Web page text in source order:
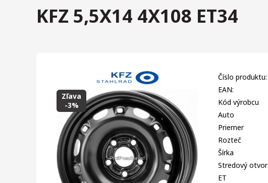
KFZ 5,5X14 4X108 ET34
Zľava
-3%
Číslo produktu:
EAN:
Kód výrobcu
Auto
Priemer
Rozteč
Šírka
Stredový otvor
ET